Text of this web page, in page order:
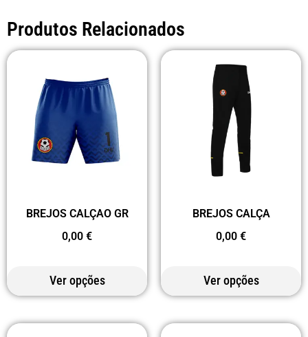
Produtos Relacionados
BREJOS CALÇAO GR
0,00 €
Ver opções
BREJOS CALÇA
0,00 €
Ver opções